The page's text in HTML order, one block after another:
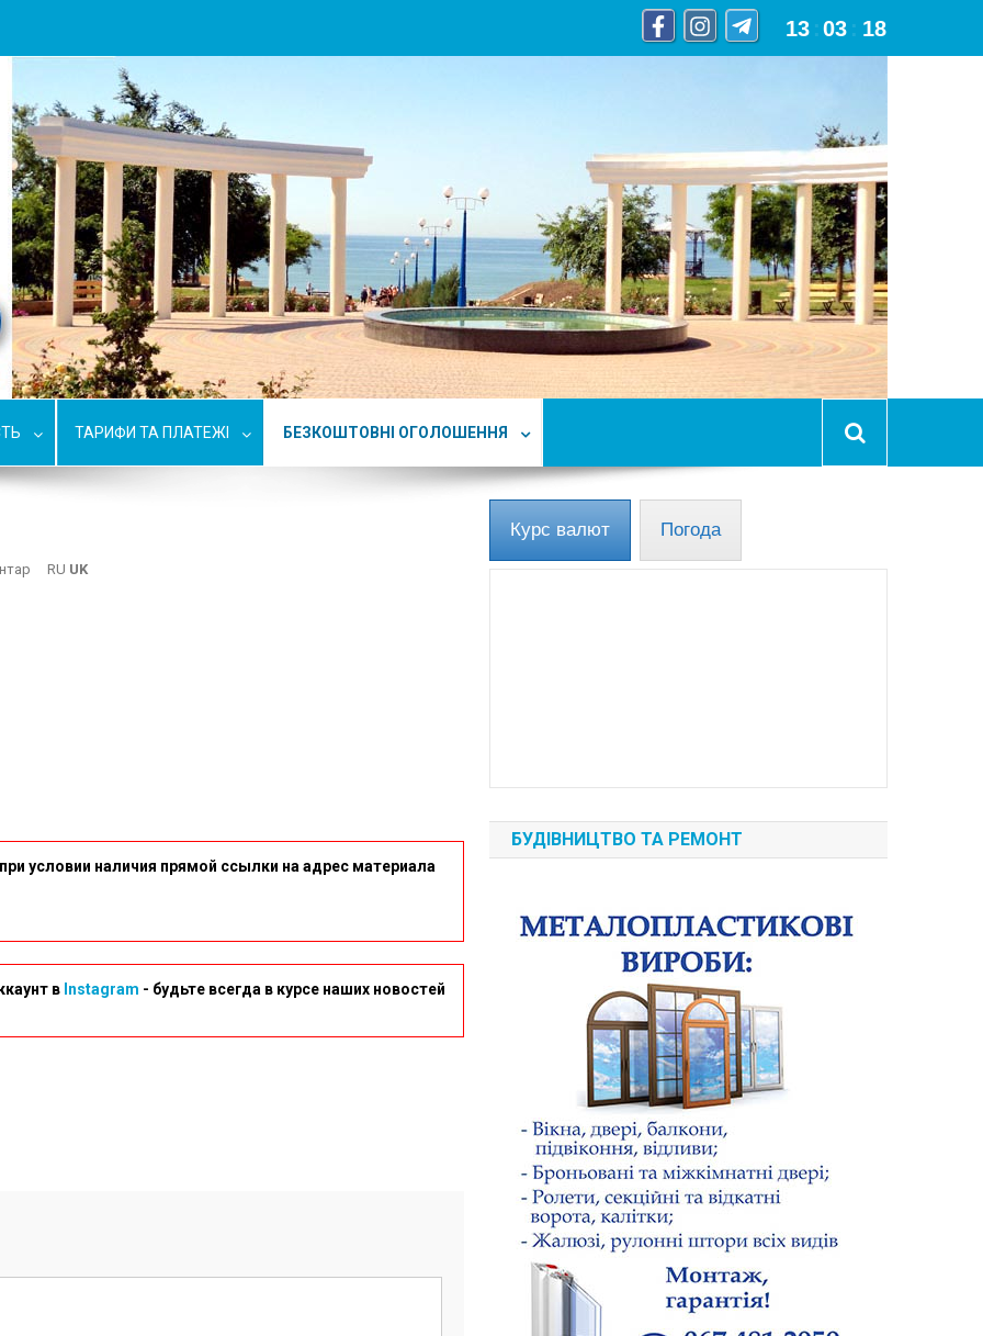
13 : 03 : 19
ТАРИФИ ТА ПЛАТЕЖІ БЕЗКОШТОВНІ ОГОЛОШЕННЯ
RU UK
условии наличия прямой ссылки на адрес материала
в Instagram - будьте всегда в курсе наших новостей
Курс валют Погода
БУДІВНИЦТВО ТА РЕМОНТ